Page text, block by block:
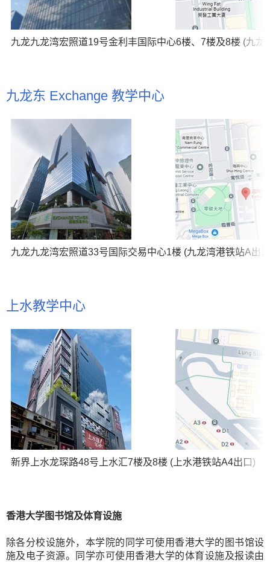
九龙九龙湾宏照道19号金利丰国际中心6楼、7楼及8楼 (九龙
九龙东 Exchange 教学中心
九龙九龙湾宏照道33号国际交易中心1楼 (九龙湾港铁站A出
上水教学中心
新界上水龙琛路48号上水汇7楼及8楼 (上水港铁站A4出口)
香港大学图书馆及体育设施
除各分校设施外，本学院的同学可使用香港大学的图书馆设
施及电子资源。同学亦可使用香港大学的体育设施及报读由